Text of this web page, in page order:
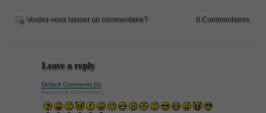
Voulez-vous laisser un commentaire? 0 Commentaires.
Leave a reply
Default Comments (0)
Facebook Comments (
)